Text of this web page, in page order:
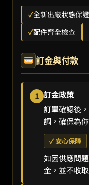
✓全新出廠狀態保證
✓配件齊全檢查
訂金與付款
1 訂金政策
訂單確認後
調，確保為
✓ 安心保障
如因供應問
金，並不收